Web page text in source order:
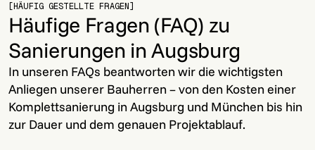
[HÄUFIG GESTELLTE FRAGEN]
Häufige Fragen (FAQ) zu
Sanierungen in Augsburg
In unseren FAQs beantworten wir die wichtigsten
Anliegen unserer Bauherren – von den Kosten einer
Komplettsanierung in Augsburg und München bis hin
zur Dauer und dem genauen Projektablauf.